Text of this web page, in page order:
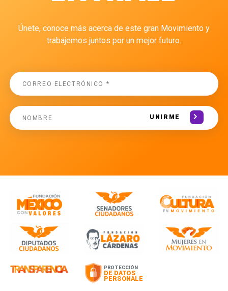
Únete, conoce más acerca de este gran Movimiento y
trabajemos juntos por un mejor futuro.
UNIRME